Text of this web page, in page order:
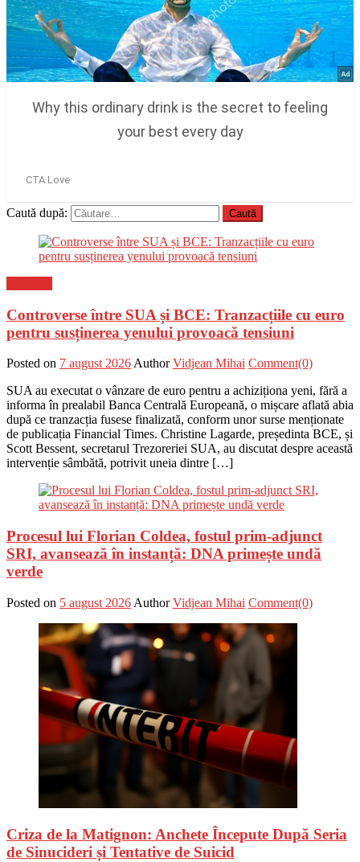
Caută după:
Controverse între SUA și BCE: Tranzacțiile cu euro
pentru susținerea yenului provoacă tensiuni
Posted on 7 august 2026 Author Vidjean Mihai Comment(0)
SUA au executat o vânzare de euro pentru a achiziționa yeni, fără a
informa în prealabil Banca Centrală Europeană, o mișcare aflată abia
după ce tranzacția fusese finalizată, conform unor surse menționate
de publicația Financial Times. Christine Lagarde, președinta BCE, și
Scott Bessent, secretarul Trezoreriei SUA, au discutat despre această
intervenție sâmbătă, potrivit uneia dintre […]
Procesul lui Florian Coldea, fostul prim-adjunct
SRI, avansează în instanță: DNA primește undă
verde
Posted on 5 august 2026 Author Vidjean Mihai Comment(0)
Criza de la Matignon: Anchete Începute După Seria
de Sinucideri și Tentative de Suicid